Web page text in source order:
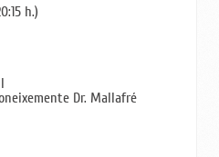
h.)
Dr. Mallafré